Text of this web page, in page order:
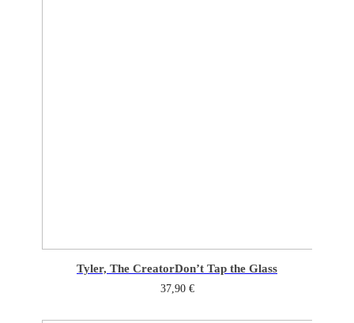
Tyler, The CreatorDon’t Tap the Glass
37,90 €